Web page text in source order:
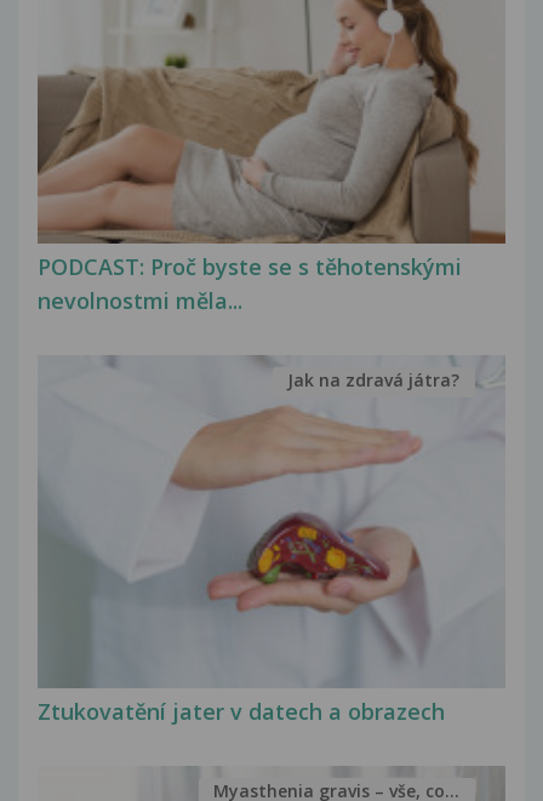
PODCAST: Proč byste se s těhotenskými
nevolnostmi měla...
Ztukovatění jater v datech a obrazech
Jak na zdravá játra?
Myasthenia gravis – vše, co...